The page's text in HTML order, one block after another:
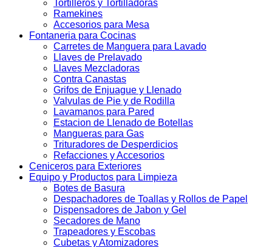
Tortilleros y Tortilladoras
Ramekines
Accesorios para Mesa
Fontaneria para Cocinas
Carretes de Manguera para Lavado
Llaves de Prelavado
Llaves Mezcladoras
Contra Canastas
Grifos de Enjuague y Llenado
Valvulas de Pie y de Rodilla
Lavamanos para Pared
Estacion de Llenado de Botellas
Mangueras para Gas
Trituradores de Desperdicios
Refacciones y Accesorios
Ceniceros para Exteriores
Equipo y Productos para Limpieza
Botes de Basura
Despachadores de Toallas y Rollos de Papel
Dispensadores de Jabon y Gel
Secadores de Mano
Trapeadores y Escobas
Cubetas y Atomizadores